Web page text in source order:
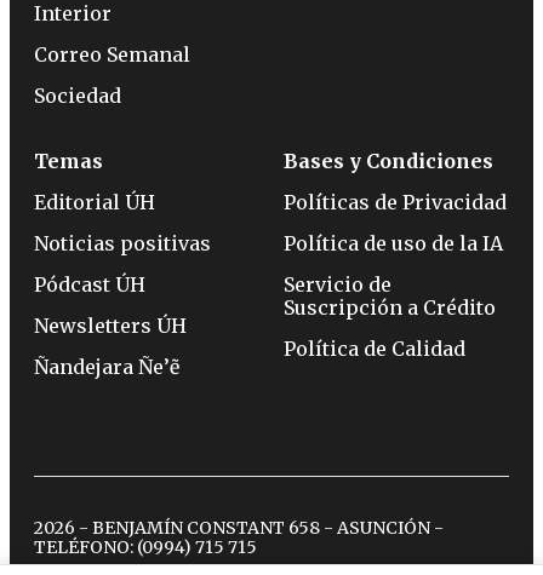
Interior
Correo Semanal
Sociedad
Temas
Editorial ÚH
Noticias positivas
Pódcast ÚH
Newsletters ÚH
Ñandejara Ñe’ẽ
Bases y Condiciones
Políticas de Privacidad
Política de uso de la IA
Servicio de
Suscripción a Crédito
Política de Calidad
2026 - BENJAMÍN CONSTANT 658 - ASUNCIÓN -
TELÉFONO: (0994) 715 715